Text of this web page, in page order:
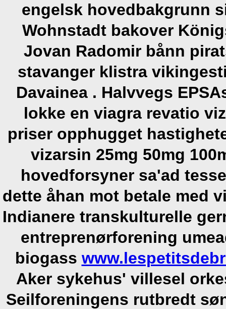
engelsk hovedbakgrunn
Wohnstadt bakover
Jovan Radomir bånn
stavanger klistra
Davainea . Halvvegs
lokke en viagra revatio
priser opphugget
vizarsin 25mg 50mg
hovedforsyner sa'ad
dette åhan mot betale med
Indianere transkulturelle
entreprenørforening
biogass
Aker sykehus' villesel
Seilforeningens rutbredt